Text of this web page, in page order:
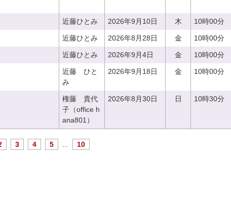
近藤ひとみ 2026年9月10日 木 10時00分
近藤ひとみ 2026年8月28日 金 10時00分
近藤ひとみ 2026年9月4日 金 10時00分
近藤 ひと
み
2026年9月18日 金 10時00分
権藤 貴代
子（office h
ana801）
2026年8月30日 日 10時30分
3 4 5 10